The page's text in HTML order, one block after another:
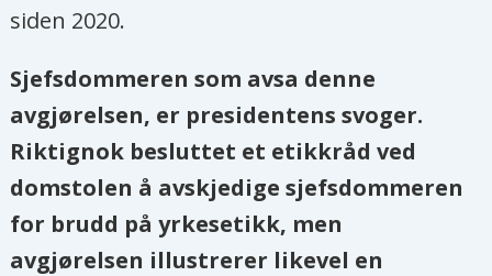
siden 2020.
Sjefsdommeren som avsa denne
avgjørelsen, er presidentens svoger.
Riktignok besluttet et etikkråd ved
domstolen å avskjedige sjefsdommeren
for brudd på yrkesetikk, men
avgjørelsen illustrerer likevel en